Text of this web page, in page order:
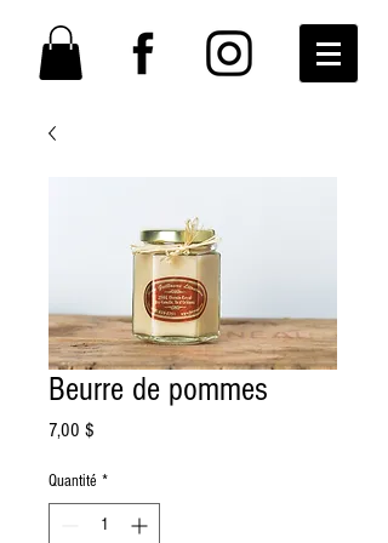
Beurre de pommes
7,00 $
Quantité *